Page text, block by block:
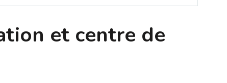
et centre de